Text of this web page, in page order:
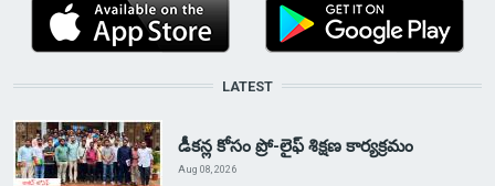
LATEST
డీకన్ల కోసం ప్రో-లైఫ్ శిక్షణ కార్యక్రమం
Aug 08, 2026